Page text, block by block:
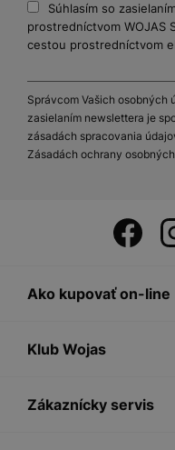
Súhlasím so
prostredníctvom WOJAS
cestou prostredníctvom
Správcom Vašich osobných
zasielaním newslettera je
zásadách spracovania
Zásadách ochrany
Ako kupovať on-line
Klub Wojas
Zákaznícky servis